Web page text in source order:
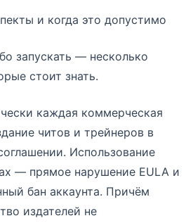
и когда это допустимо
запускать — несколько
стоит знать.
каждая коммерческая
читов и трейнеров в
Использование
— прямое нарушение EULA и
бан аккаунта. Причём
издателей не